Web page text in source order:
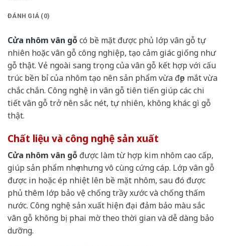
ĐÁNH GIÁ (0)
Cửa nhôm vân gỗcó bề mặt được phủ lớp vân gỗ tự
nhiên hoặc vân gỗ công nghiệp, tạo cảm giác giống như
gỗ thật. Vẻ ngoài sang trọng của vân gỗ kết hợp với cấu
trúc bền bỉ của nhôm tạo nên sản phẩm vừa đẹp mắt vừa
chắc chắn. Công nghệ in vân gỗ tiên tiến giúp các chi
tiết vân gỗ trở nên sắc nét, tự nhiên, không khác gì gỗ
thật.
Chất liệu và công nghệ sản xuất
Cửa nhôm vân gỗ được làm từ hợp kim nhôm cao cấp,
giúp sản phẩm nhẹ nhưng vô cùng cứng cáp. Lớp vân gỗ
được in hoặc ép nhiệt lên bề mặt nhôm, sau đó được
phủ thêm lớp bảo vệ chống trầy xước và chống thấm
nước. Công nghệ sản xuất hiện đại đảm bảo màu sắc
vân gỗ không bị phai mờ theo thời gian và dễ dàng bảo
dưỡng.